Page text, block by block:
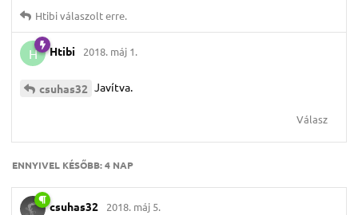
Htibiválaszolt erre.
H Htibi 2018. máj 1.
csuhas32 Javítva.
Válasz
ENNYIVEL KÉSŐBB:4 NAP
csuhas32 2018. máj 5.